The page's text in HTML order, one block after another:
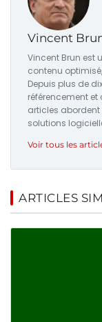
Vincent
Vincent Brun est
contenu
Depuis plus de
référencement
articles abordent
solutions
Voir tous les
ARTICLES